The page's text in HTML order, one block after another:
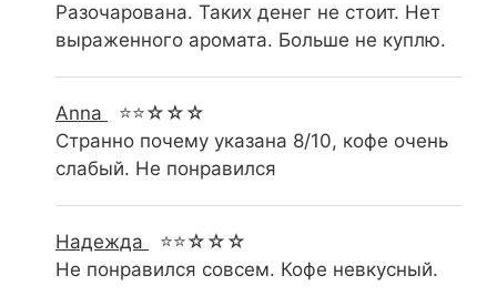
Разочарована. Таких денег не стоит. Нет
выраженного аромата. Больше не куплю.
Anna
⭐⭐☆☆☆
Странно почему указана 8/10, кофе очень
слабый. Не понравился
Надежда
⭐⭐☆☆☆
Не понравился совсем. Кофе невкусный.